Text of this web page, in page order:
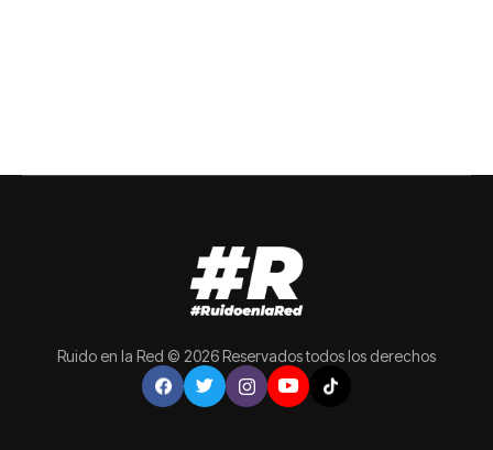
Ruido en la Red © 2026 Reservados todos los derechos